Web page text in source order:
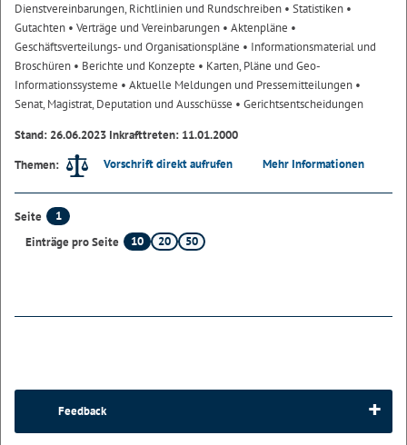
Dienstvereinbarungen, Richtlinien und Rundschreiben • Statistiken •
Gutachten • Verträge und Vereinbarungen • Aktenpläne •
Geschäftsverteilungs- und Organisationspläne • Informationsmaterial und
Broschüren • Berichte und Konzepte • Karten, Pläne und Geo-
Informationssysteme • Aktuelle Meldungen und Pressemitteilungen •
Senat, Magistrat, Deputation und Ausschüsse • Gerichtsentscheidungen
Stand: 26.06.2023 Inkrafttreten: 11.01.2000
Themen:
Vorschrift direkt aufrufen Mehr Informationen
Seite
1
Einträge pro Seite
10 20 50
Feedback